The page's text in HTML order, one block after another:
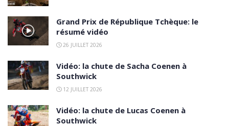
Grand Prix de République Tchèque: le
résumé vidéo
26 JUILLET 2026
Vidéo: la chute de Sacha Coenen à
Southwick
12 JUILLET 2026
Vidéo: la chute de Lucas Coenen à
Southwick